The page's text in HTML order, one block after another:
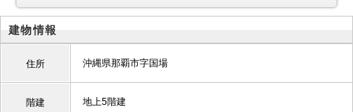
建物情報
住所 沖縄県那覇市字国場
階建 地上5階建